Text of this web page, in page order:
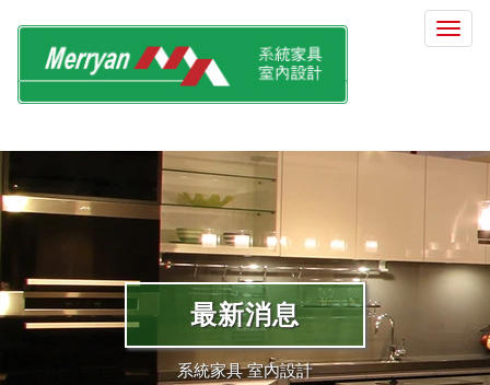
選
最新消息
系統家具 室內設計